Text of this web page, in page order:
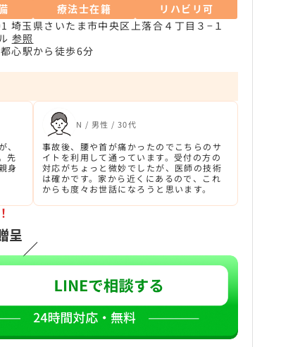
療法士在籍
リハビリ可
埼玉県さいたま市中央区上落合４丁目３−１
参照
心駅から徒歩6分
、
先
身
N / 男性 / 30代
事故後、腰や首が痛かったのでこちらのサ
イトを利用して通っています。受付の方の
対応がちょっと微妙でしたが、医師の技術
は確かです。家から近くにあるので、これ
からも度々お世話になろうと思います。
呈
／